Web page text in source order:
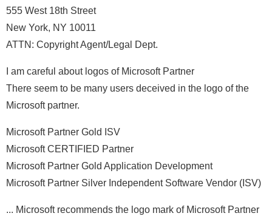
555 West 18th Street
New York, NY 10011
ATTN: Copyright Agent/Legal Dept.
I am careful about logos of Microsoft Partner
There seem to be many users deceived in the logo of the
Microsoft partner.
Microsoft Partner Gold ISV
Microsoft CERTIFIED Partner
Microsoft Partner Gold Application Development
Microsoft Partner Silver Independent Software Vendor (ISV)
... Microsoft recommends the logo mark of Microsoft Partner